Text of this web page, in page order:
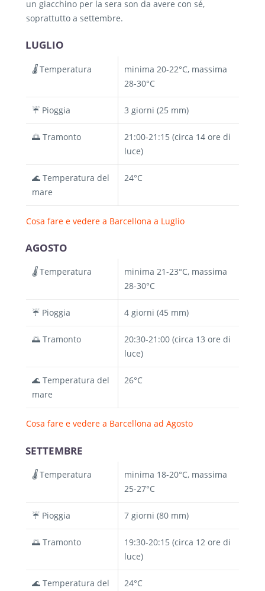
un giacchino per la sera son da avere con sé,
soprattutto a settembre.
LUGLIO
🌡️Temperatura
minima 20-22°C, massima
28-30°C
☔ Pioggia 3 giorni (25 mm)
🌅 Tramonto
21:00-21:15 (circa 14 ore di
luce)
🌊 Temperatura del
mare
24°C
Cosa fare e vedere a Barcellona a Luglio
AGOSTO
🌡️Temperatura
minima 21-23°C, massima
28-30°C
☔ Pioggia 4 giorni (45 mm)
🌅 Tramonto
20:30-21:00 (circa 13 ore di
luce)
🌊 Temperatura del
mare
26°C
Cosa fare e vedere a Barcellona ad Agosto
SETTEMBRE
🌡️Temperatura
minima 18-20°C, massima
25-27°C
☔ Pioggia 7 giorni (80 mm)
🌅 Tramonto
19:30-20:15 (circa 12 ore di
luce)
🌊 Temperatura del
24°C